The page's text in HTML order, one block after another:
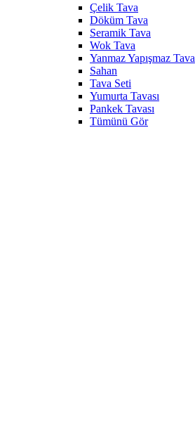
Çelik Tava
Döküm Tava
Seramik Tava
Wok Tava
Yanmaz Yapışmaz Tava
Sahan
Tava Seti
Yumurta Tavası
Pankek Tavası
Tümünü Gör